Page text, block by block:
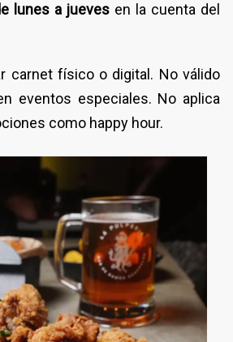
lunes a jueves en la cuenta del
carnet físico o digital. No válido
eventos especiales. No aplica
como happy hour.